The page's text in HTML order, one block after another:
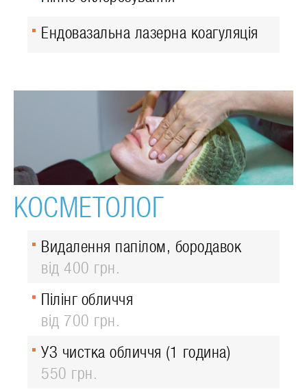
Ендовазальна лазерна коагуляція
КОСМЕТОЛОГ
Видалення папілом, бородавок
від 400 грн.
Пілінг обличчя
від 700 грн.
УЗ чистка обличчя (1 година)
550 грн.